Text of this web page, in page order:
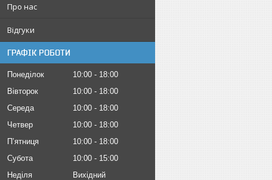
Про нас
Відгуки
ГРАФІК РОБОТИ
Понеділок 10:00
18:00
Вівторок
10:00
18:00
Середа
10:00
18:00
Четвер
10:00
18:00
Пʼятниця
10:00
18:00
Субота
10:00
15:00
Неділя
Вихідний